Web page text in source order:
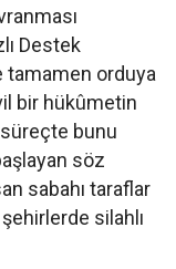
Destek
tamamen orduya
bir hükûmetin
süreçte bunu
söz
sabahı taraflar
silahlı